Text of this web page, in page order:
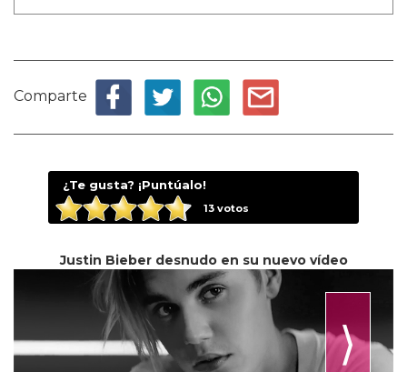
Comparte
¿Te gusta? ¡Puntúalo!
13votos
Justin Bieber desnudo en su nuevo vídeo
⟩